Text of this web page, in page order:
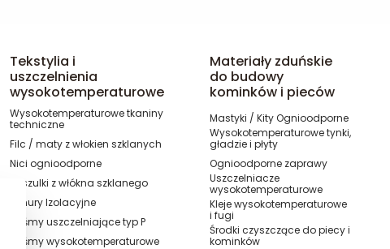
Tekstylia i
uszczelnienia
wysokotemperaturowe
Wysokotemperaturowe tkaniny
techniczne
Filc / maty z włokien szklanych
Nici ognioodporne
Koszulki z włókna szklanego
Sznury Izolacyjne
Taśmy uszczelniające typ P
Taśmy wysokotemperaturowe
Materiały zduńskie
do budowy
kominków i pieców
Mastyki / Kity Ognioodporne
Wysokotemperaturowe tynki,
gładzie i płyty
Ognioodporne zaprawy
Uszczelniacze
wysokotemperaturowe
Kleje wysokotemperaturowe
i fugi
Środki czyszczące do piecy i
kominków